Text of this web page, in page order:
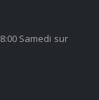
Samedi sur